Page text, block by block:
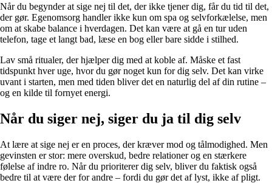
Når du begynder at sige nej til det, der ikke tjener dig, får du tid til det,
der gør. Egenomsorg handler ikke kun om spa og selvforkælelse, men
om at skabe balance i hverdagen. Det kan være at gå en tur uden
telefon, tage et langt bad, læse en bog eller bare sidde i stilhed.
Lav små ritualer, der hjælper dig med at koble af. Måske et fast
tidspunkt hver uge, hvor du gør noget kun for dig selv. Det kan virke
uvant i starten, men med tiden bliver det en naturlig del af din rutine –
og en kilde til fornyet energi.
Når du siger nej, siger du ja til dig selv
At lære at sige nej er en proces, der kræver mod og tålmodighed. Men
gevinsten er stor: mere overskud, bedre relationer og en stærkere
følelse af indre ro. Når du prioriterer dig selv, bliver du faktisk også
bedre til at være der for andre – fordi du gør det af lyst, ikke af pligt.